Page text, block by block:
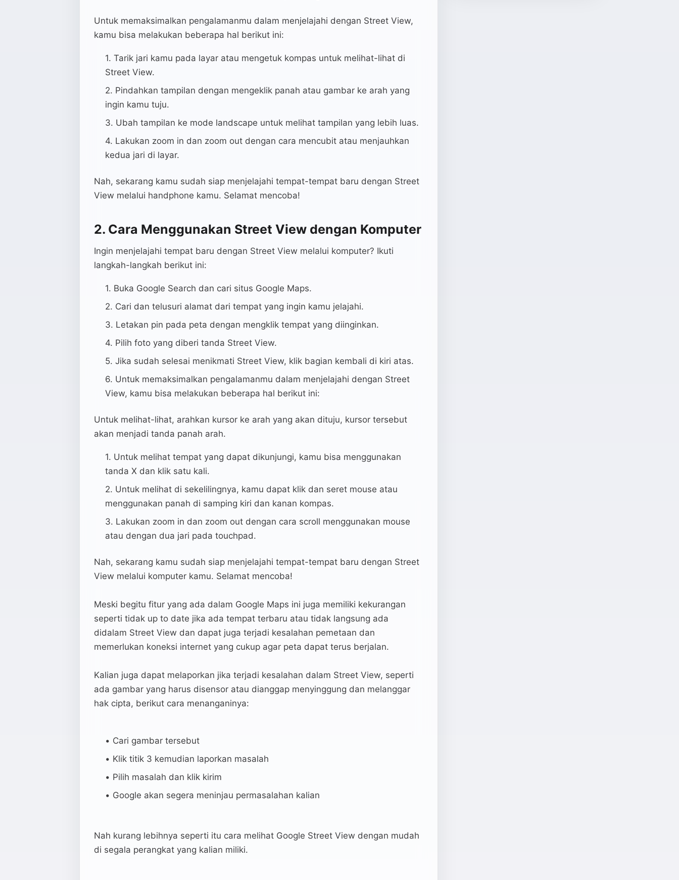
Untuk memaksimalkan pengalamanmu dalam menjelajahi dengan Street View,
kamu bisa melakukan beberapa hal berikut ini:
Tarik jari kamu pada layar atau mengetuk kompas untuk melihat-lihat di
Street View.
Pindahkan tampilan dengan mengeklik panah atau gambar ke arah yang
ingin kamu tuju.
Ubah tampilan ke mode landscape untuk melihat tampilan yang lebih luas.
Lakukan zoom in dan zoom out dengan cara mencubit atau menjauhkan
kedua jari di layar.
Nah, sekarang kamu sudah siap menjelajahi tempat-tempat baru dengan Street
View melalui handphone kamu. Selamat mencoba!
2. Cara Menggunakan Street View dengan Komputer
Ingin menjelajahi tempat baru dengan Street View melalui komputer? Ikuti
langkah-langkah berikut ini:
Buka Google Search dan cari situs Google Maps.
Cari dan telusuri alamat dari tempat yang ingin kamu jelajahi.
Letakan pin pada peta dengan mengklik tempat yang diinginkan.
Pilih foto yang diberi tanda Street View.
Jika sudah selesai menikmati Street View, klik bagian kembali di kiri atas.
Untuk memaksimalkan pengalamanmu dalam menjelajahi dengan Street
View, kamu bisa melakukan beberapa hal berikut ini:
Untuk melihat-lihat, arahkan kursor ke arah yang akan dituju, kursor tersebut
akan menjadi tanda panah arah.
Untuk melihat tempat yang dapat dikunjungi, kamu bisa menggunakan
tanda X dan klik satu kali.
Untuk melihat di sekelilingnya, kamu dapat klik dan seret mouse atau
menggunakan panah di samping kiri dan kanan kompas.
Lakukan zoom in dan zoom out dengan cara scroll menggunakan mouse
atau dengan dua jari pada touchpad.
Nah, sekarang kamu sudah siap menjelajahi tempat-tempat baru dengan Street
View melalui komputer kamu. Selamat mencoba!
Meski begitu fitur yang ada dalam Google Maps ini juga memiliki kekurangan
seperti tidak up to date jika ada tempat terbaru atau tidak langsung ada
didalam Street View dan dapat juga terjadi kesalahan pemetaan dan
memerlukan koneksi internet yang cukup agar peta dapat terus berjalan.
Kalian juga dapat melaporkan jika terjadi kesalahan dalam Street View, seperti
ada gambar yang harus disensor atau dianggap menyinggung dan melanggar
hak cipta, berikut cara menanganinya:
Cari gambar tersebut
Klik titik 3 kemudian laporkan masalah
Pilih masalah dan klik kirim
Google akan segera meninjau permasalahan kalian
Nah kurang lebihnya seperti itu cara melihat Google Street View dengan mudah
di segala perangkat yang kalian miliki.